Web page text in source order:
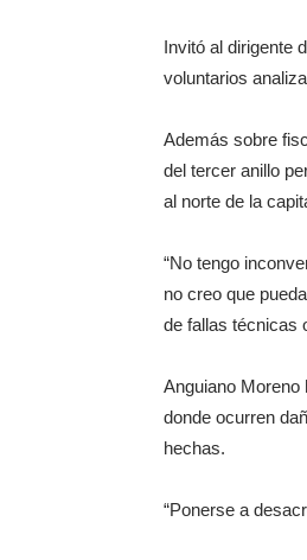
Invitó al dirigente
voluntarios
Además sobre
del tercer anillo
al norte de la
“No tengo
no creo que
de fallas técnicas
Anguiano Moreno
donde ocurren
hechas.
“Ponerse a